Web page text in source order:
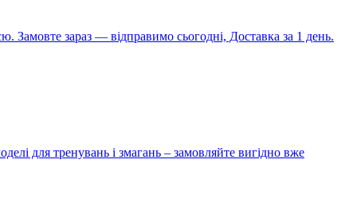
Замовте зараз — відправимо сьогодні, Доставка за 1 день.
для тренувань і змагань – замовляйте вигідно вже